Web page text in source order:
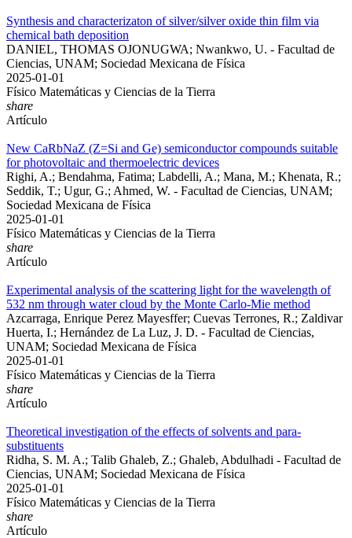
Synthesis and characterizaton of silver/silver oxide thin film via
chemical bath deposition
DANIEL, THOMAS OJONUGWA; Nwankwo, U. - Facultad de
Ciencias, UNAM; Sociedad Mexicana de Física
2025-01-01
Físico Matemáticas y Ciencias de la Tierra
share
Artículo
New CaRbNaZ (Z=Si and Ge) semiconductor compounds suitable
for photovoltaic and thermoelectric devices
Righi, A.; Bendahma, Fatima; Labdelli, A.; Mana, M.; Khenata, R.;
Seddik, T.; Ugur, G.; Ahmed, W. - Facultad de Ciencias, UNAM;
Sociedad Mexicana de Física
2025-01-01
Físico Matemáticas y Ciencias de la Tierra
share
Artículo
Experimental analysis of the scattering light for the wavelength of
532 nm through water cloud by the Monte Carlo-Mie method
Azcarraga, Enrique Perez Mayesffer; Cuevas Terrones, R.; Zaldivar
Huerta, I.; Hernández de La Luz, J. D. - Facultad de Ciencias,
UNAM; Sociedad Mexicana de Física
2025-01-01
Físico Matemáticas y Ciencias de la Tierra
share
Artículo
Theoretical investigation of the effects of solvents and para-
substituents
Ridha, S. M. A.; Talib Ghaleb, Z.; Ghaleb, Abdulhadi - Facultad de
Ciencias, UNAM; Sociedad Mexicana de Física
2025-01-01
Físico Matemáticas y Ciencias de la Tierra
share
Artículo